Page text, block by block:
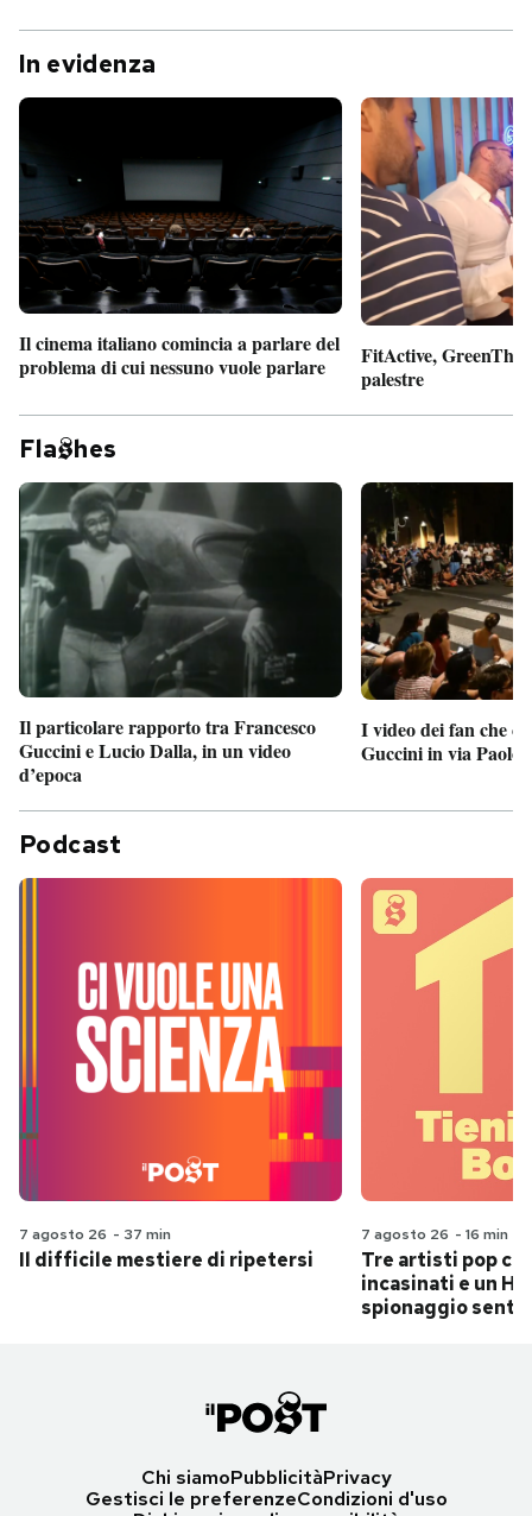
In evidenza
Il cinema italiano comincia a parlare del
problema di cui nessuno vuole parlare
FitActive,
palestre
Fla hes
Il particolare rapporto tra Francesco
Guccini e Lucio Dalla, in un video
d’epoca
I video dei fan che
Guccini in via Paolo
Podcast
7 agosto 26 - 37 min
Il difficile mestiere di ripetersi
7 agosto 26 - 16 min
Tre artisti pop
incasinati e un
spionaggio
Chi siamoPubblicitàPrivacy
Gestisci le preferenzeCondizioni d'uso